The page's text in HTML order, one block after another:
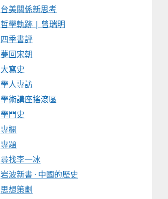
台美關係新思考
哲學軌跡 | 曾瑞明
四季書評
夢回宋朝
大寫史
學人專訪
學術講座搖滾區
學門史
專欄
專題
尋找李一冰
岩波新書 · 中國的歷史
思想策劃